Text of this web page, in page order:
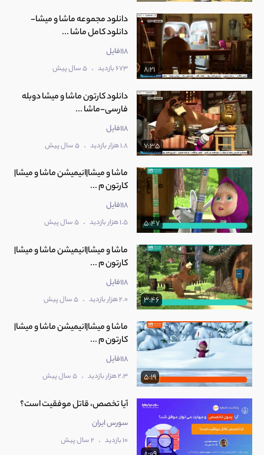
8:21
دانلود مجموعه ماشا و میشا-
دانلود کامل ماشا ...
118فایل
673 بازدید . 5 سال پیش
7:35
دانلود کارتون ماشا و میشا دوبله
فارسی-ماشا ...
118فایل
1.8 هزار بازدید . 5 سال پیش
5:47
ماشا و میشا|انیمیشن ماشا و میشا|
کارتون م ...
118فایل
1.5 هزار بازدید . 5 سال پیش
3:46
ماشا و میشا|انیمیشن ماشا و میشا|
کارتون م ...
118فایل
2.0 هزار بازدید . 5 سال پیش
5:19
ماشا و میشا|انیمیشن ماشا و میشا|
کارتون م ...
118فایل
2.3 هزار بازدید . 5 سال پیش
آیا تخصص، قاتل موفقیت است؟
سورس ایران
10 بازدید . 2 سال پیش